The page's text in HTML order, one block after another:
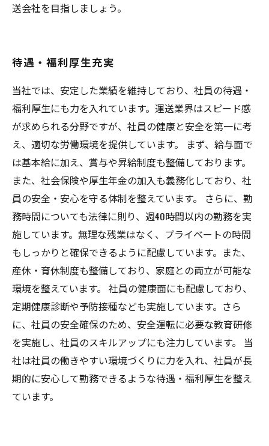
送会社を目指しましょう。
待遇・福利厚生充実
当社では、安定した業績を維持しており、社員の待遇・
福利厚生にも力を入れています。運送業界はスピード感
が求められる分野ですが、社員の健康と安全を第一に考
え、適切な労働環境を提供しています。 まず、給与面で
は基本給に加え、賞与や昇給制度も整備しております。
また、社会保険や厚生年金の加入も義務化しており、社
員の安全・安心を守る体制を整えています。 さらに、勤
務時間についても法律に則り、週40時間以内の勤務を実
施しています。無理な残業はなく、プライベートの時間
もしっかりと確保できるように配慮しています。また、
産休・育休制度も整備しており、家庭との両立が可能な
環境を整えています。 社員の健康面にも配慮しており、
定期健康診断や予防接種なども実施しています。さら
に、社員の安全確保のため、安全運転に必要な教育研修
を実施し、社員のスキルアップにも注力しています。 当
社は社員の働きやすい環境づくりに力を入れ、社員が長
期的に安心して勤務できるような待遇・福利厚生を整え
ています。